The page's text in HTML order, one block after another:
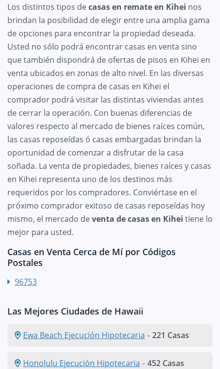
Los distintos tipos decasas en remate en Kihei nos
brindan la posibilidad de elegir entre una amplia gama
de opciones para encontrar la propiedad deseada.
Usted no sólo podrá encontrar casas en venta sino
que también dispondrá de ofertas de pisos en Kihei en
venta ubicados en zonas de alto nivel. En las diversas
operaciones de compra de casas en Kihei el
comprador podrá visitar las distintas viviendas antes
de cerrar la operación. Con buenas diferencias de
valores respecto al mercado de bienes raíces común,
las casas reposeídas ó casas embargadas brindan la
oportunidad de comenzar a disfrutar de la casa
soñada. La venta de propiedades, bienes raíces y casas
en Kihei representa uno de los destinos más
requeridos por los compradores. Conviértase en el
próximo comprador exitoso de casas reposeídas hoy
mismo, el mercado deventa de casas en Kihei tiene lo
mejor para usted.
Casas en Venta Cerca de Mí por Códigos
Postales
96753
Las Mejores Ciudades de Hawaii
Ewa Beach Ejecución Hipotecaria - 221 Casas
Honolulu Ejecución Hipotecaria - 452 Casas